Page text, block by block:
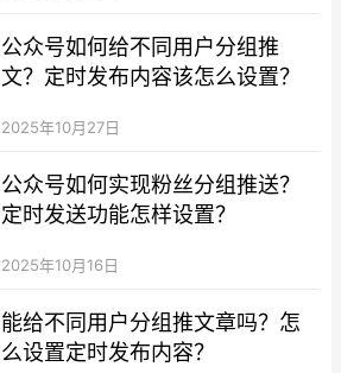
公众号如何给不同用户分组推
文？定时发布内容该怎么设置？
2025年10月27日
公众号如何实现粉丝分组推送？
定时发送功能怎样设置？
2025年10月16日
能给不同用户分组推文章吗？怎
么设置定时发布内容？